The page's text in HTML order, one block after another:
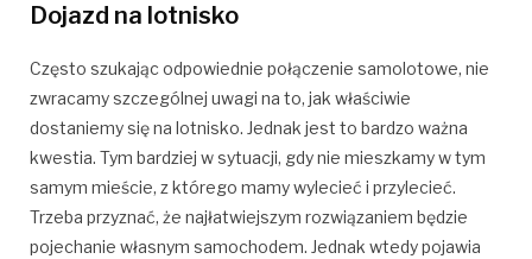
Dojazd na lotnisko
Często szukając odpowiednie połączenie samolotowe, nie
zwracamy szczególnej uwagi na to, jak właściwie
dostaniemy się na lotnisko. Jednak jest to bardzo ważna
kwestia. Tym bardziej w sytuacji, gdy nie mieszkamy w tym
samym mieście, z którego mamy wylecieć i przylecieć.
Trzeba przyznać, że najłatwiejszym rozwiązaniem będzie
pojechanie własnym samochodem. Jednak wtedy pojawia